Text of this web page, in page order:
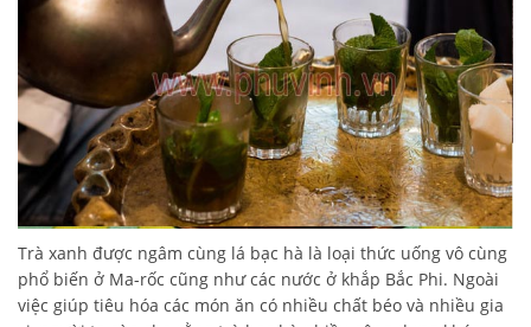
Trà xanh được ngâm cùng lá bạc hà là loại thức uống vô cùng
phổ biến ở Ma-rốc cũng như các nước ở khắp Bắc Phi. Ngoài
việc giúp tiêu hóa các món ăn có nhiều chất béo và nhiều gia